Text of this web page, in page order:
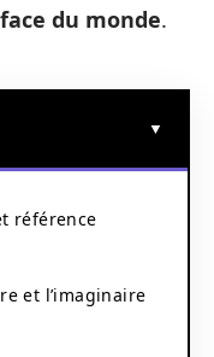
du monde.
référence
et l’imaginaire